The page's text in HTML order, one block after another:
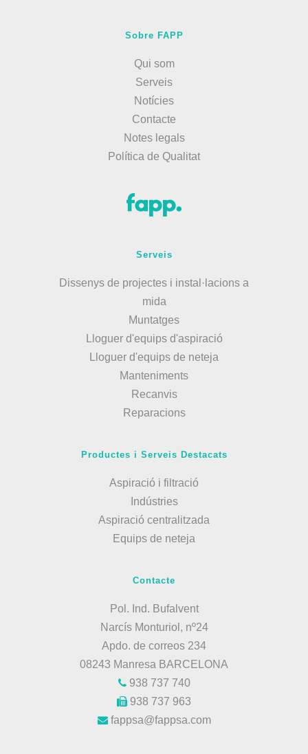
Sobre FAPP
Qui som
Serveis
Notícies
Contacte
Notes legals
Política de Qualitat
Serveis
Dissenys de projectes i instal·lacions a
mida
Muntatges
Lloguer d'equips d'aspiració
Lloguer d'equips de neteja
Manteniments
Recanvis
Reparacions
Productes i Serveis Destacats
Aspiració i filtració
Indústries
Aspiració centralitzada
Equips de neteja
Contacte
Pol. Ind. Bufalvent
Narcís Monturiol, nº24
Apdo. de correos 234
08243 Manresa BARCELONA
938 737 740
938 737 963
fappsa@fappsa.com